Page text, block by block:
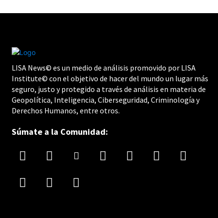
LISA News© es un medio de análisis promovido por LISA
Institute© con el objetivo de hacer del mundo un lugar más
seguro, justo y protegido a través de análisis en materia de
Geopolítica, Inteligencia, Ciberseguridad, Criminología y
Derechos Humanos, entre otros.
Súmate a la Comunidad: